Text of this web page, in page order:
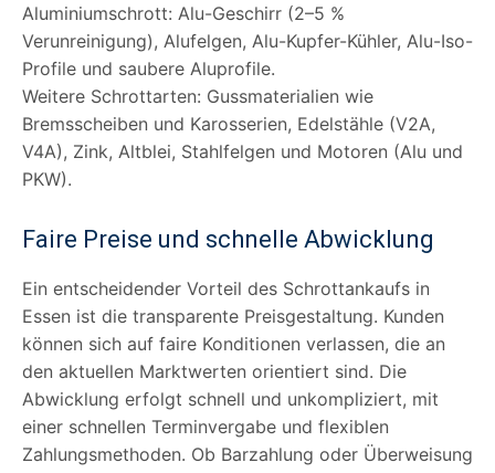
Aluminiumschrott: Alu-Geschirr (2–5 %
Verunreinigung), Alufelgen, Alu-Kupfer-Kühler, Alu-Iso-
Profile und saubere Aluprofile.
Weitere Schrottarten: Gussmaterialien wie
Bremsscheiben und Karosserien, Edelstähle (V2A,
V4A), Zink, Altblei, Stahlfelgen und Motoren (Alu und
PKW).
Faire Preise und schnelle Abwicklung
Ein entscheidender Vorteil des Schrottankaufs in
Essen ist die transparente Preisgestaltung. Kunden
können sich auf faire Konditionen verlassen, die an
den aktuellen Marktwerten orientiert sind. Die
Abwicklung erfolgt schnell und unkompliziert, mit
einer schnellen Terminvergabe und flexiblen
Zahlungsmethoden. Ob Barzahlung oder Überweisung